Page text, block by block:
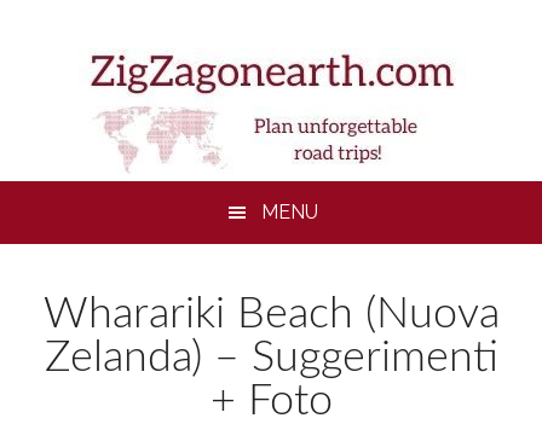
MENU
Wharariki Beach (Nuova
Zelanda) – Suggerimenti
+ Foto